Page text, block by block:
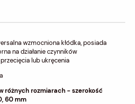
wzmocniona kłódka, posiada
na działanie czynników
lub ukręcenia
różnych rozmiarach - szerokość
60 mm